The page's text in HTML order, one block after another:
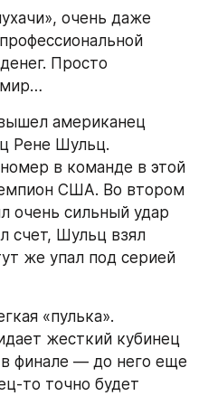
очень даже
Просто
мир…
американец
Рене Шульц.
в команде в этой
США. Во втором
очень сильный удар
счет, Шульц взял
же упал под серией
«пулька».
жесткий кубинец
финале — до него еще
то точно будет